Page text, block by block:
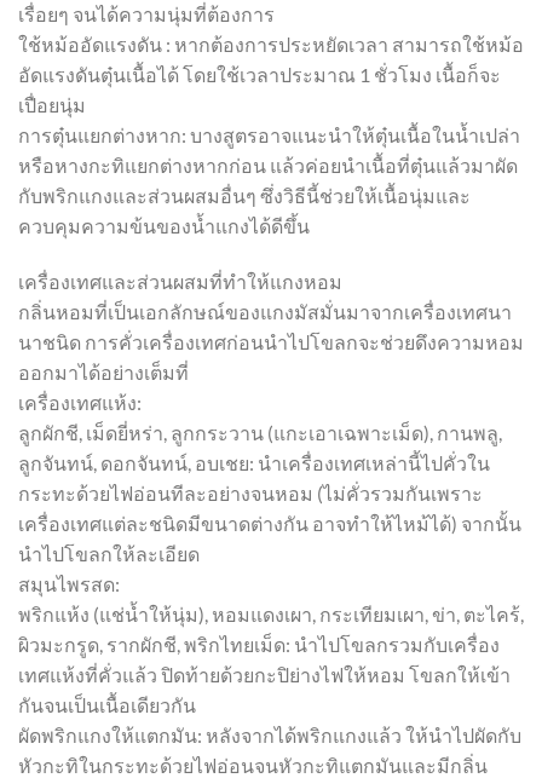
เรื่อยๆ จนได้ความนุ่มที่ต้องการ
ใช้หม้ออัดแรงดัน : หากต้องการประหยัดเวลา สามารถใช้หม้อ
อัดแรงดันตุ๋นเนื้อได้ โดยใช้เวลาประมาณ 1 ชั่วโมง เนื้อก็จะ
เปื่อยนุ่ม
การตุ๋นแยกต่างหาก: บางสูตรอาจแนะนำให้ตุ๋นเนื้อในน้ำเปล่า
หรือหางกะทิแยกต่างหากก่อน แล้วค่อยนำเนื้อที่ตุ๋นแล้วมาผัด
กับพริกแกงและส่วนผสมอื่นๆ ซึ่งวิธีนี้ช่วยให้เนื้อนุ่มและ
ควบคุมความข้นของน้ำแกงได้ดีขึ้น
เครื่องเทศและส่วนผสมที่ทำให้แกงหอม
กลิ่นหอมที่เป็นเอกลักษณ์ของแกงมัสมั่นมาจากเครื่องเทศนา
นาชนิด การคั่วเครื่องเทศก่อนนำไปโขลกจะช่วยดึงความหอม
ออกมาได้อย่างเต็มที่
เครื่องเทศแห้ง:
ลูกผักชี, เม็ดยี่หร่า, ลูกกระวาน (แกะเอาเฉพาะเม็ด), กานพลู,
ลูกจันทน์, ดอกจันทน์, อบเชย: นำเครื่องเทศเหล่านี้ไปคั่วใน
กระทะด้วยไฟอ่อนทีละอย่างจนหอม (ไม่คั่วรวมกันเพราะ
เครื่องเทศแต่ละชนิดมีขนาดต่างกัน อาจทำให้ไหม้ได้) จากนั้น
นำไปโขลกให้ละเอียด
สมุนไพรสด:
พริกแห้ง (แช่น้ำให้นุ่ม), หอมแดงเผา, กระเทียมเผา, ข่า, ตะไคร้,
ผิวมะกรูด, รากผักชี, พริกไทยเม็ด: นำไปโขลกรวมกับเครื่อง
เทศแห้งที่คั่วแล้ว ปิดท้ายด้วยกะปิย่างไฟให้หอม โขลกให้เข้า
กันจนเป็นเนื้อเดียวกัน
ผัดพริกแกงให้แตกมัน: หลังจากได้พริกแกงแล้ว ให้นำไปผัดกับ
หัวกะทิในกระทะด้วยไฟอ่อนจนหัวกะทิแตกมันและมีกลิ่น